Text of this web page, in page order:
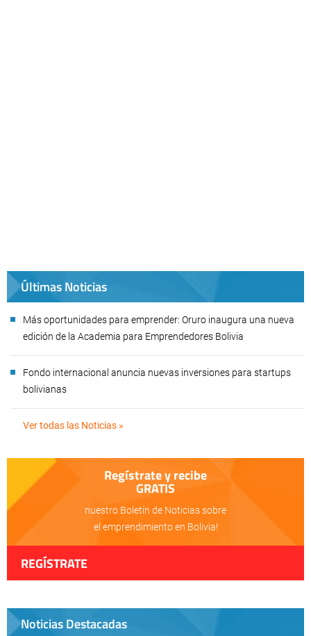
Últimas Noticias
Más oportunidades para emprender: Oruro inaugura una nueva
edición de la Academia para Emprendedores Bolivia
Fondo internacional anuncia nuevas inversiones para startups
bolivianas
Ver todas las Noticias »
Regístrate y recibe
GRATIS
nuestro Boletín de Noticias sobre
el emprendimiento en Bolivia!
REGÍSTRATE
Noticias Destacadas